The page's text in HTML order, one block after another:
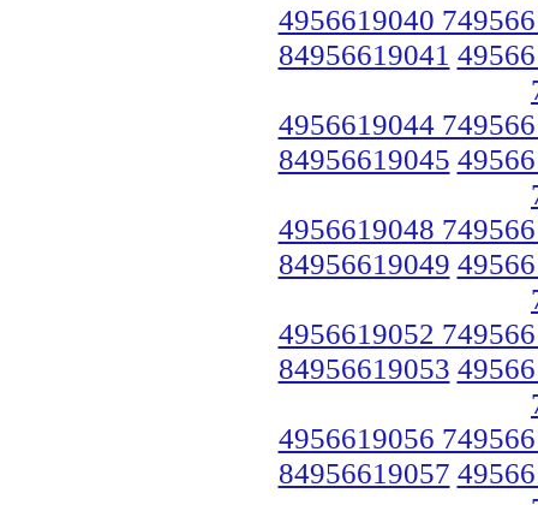
4956619040
84956619041
4956619044
84956619045
4956619048
84956619049
4956619052
84956619053
4956619056
84956619057